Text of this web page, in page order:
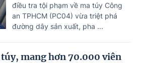
điều tra tội phạm về ma túy Công
an TPHCM (PC04) vừa triệt phá
đường dây sản xuất, pha ...
mang hơn 70.000 viên